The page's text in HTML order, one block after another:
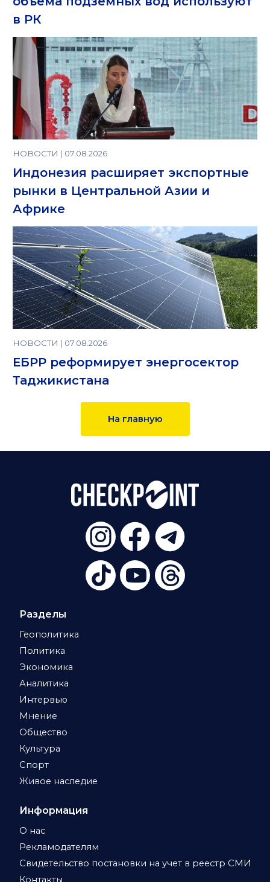
в РК
НОВОСТИ | 07.08.2026
Индонезия расширяет экспортные
рынки в Центральной Азии и
Африке
НОВОСТИ | 07.08.2026
ЕБРР реформирует энергосектор
Таджикистана
На главную
Разделы
Геополитика
Политика
Экономика
Аналитика
Интервью
Мнение
Общество
Культура
Спорт
Живое наследие
Информация
О нас
Рекламодателям
Свидетельство постановки на учет в реестр СМИ
Контакты